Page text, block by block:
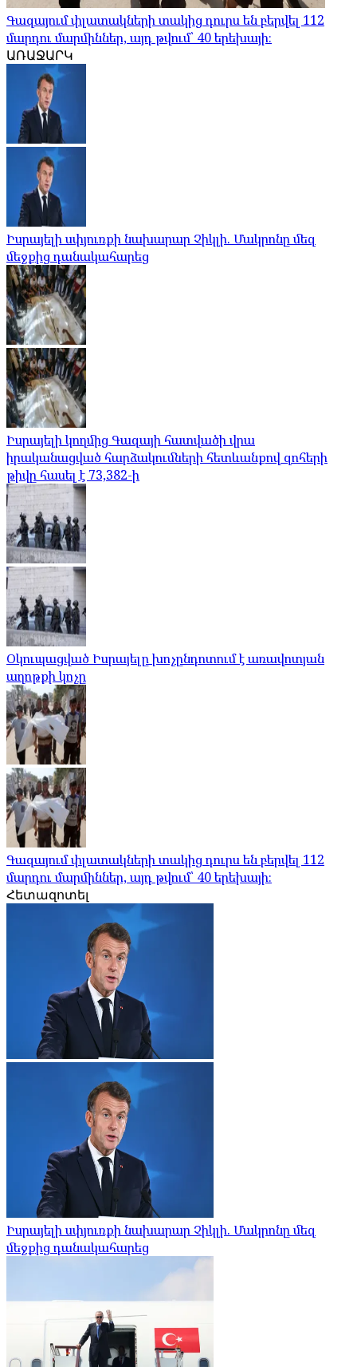
Գազայում փլատակների տակից դուրս են բերվել 112
մարդու մարմիններ, այդ թվում՝ 40 երեխայի։
ԱՌԱՋԱՐԿ
Իսրայելի սփյուռքի նախարար Չիկլի. Մակրոնը մեզ
մեջքից դանակահարեց
Իսրայելի կողմից Գազայի հատվածի վրա
իրականացված հարձակումների հետևանքով զոհերի
թիվը հասել է 73,382-ի
Օկուպացված Իսրայելը խոչընդոտում է առավոտյան
աղոթքի կոչը
Գազայում փլատակների տակից դուրս են բերվել 112
մարդու մարմիններ, այդ թվում՝ 40 երեխայի։
Հետազոտել
Իսրայելի սփյուռքի նախարար Չիկլի. Մակրոնը մեզ
մեջքից դանակահարեց